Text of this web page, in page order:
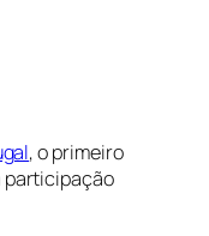
, o primeiro
participação